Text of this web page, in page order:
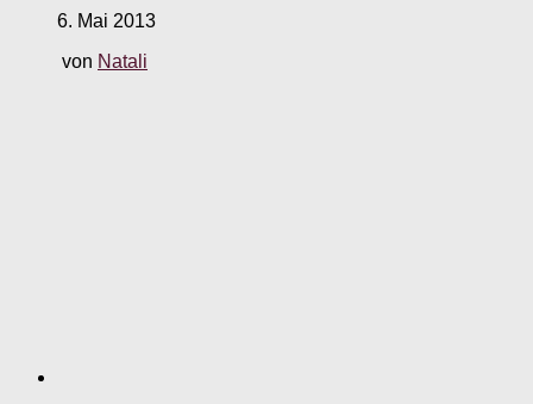
6. Mai 2013
von Natali